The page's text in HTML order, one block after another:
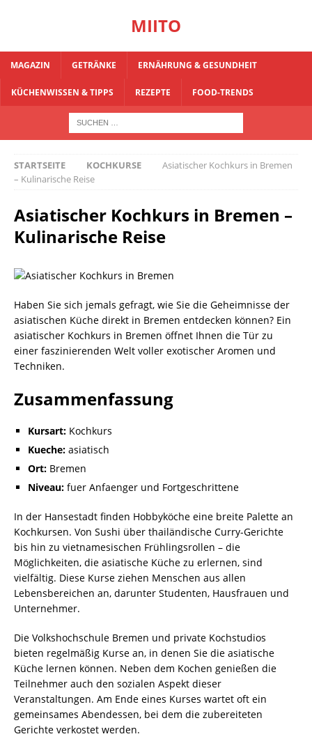
MIITO
MAGAZIN GETRÄNKE ERNÄHRUNG & GESUNDHEIT
KÜCHENWISSEN & TIPPS REZEPTE FOOD-TRENDS
STARTSEITE KOCHKURSE
Asiatischer Kochkurs in Bremen
– Kulinarische Reise
Asiatischer Kochkurs in Bremen –
Kulinarische Reise
Haben Sie sich jemals gefragt, wie Sie die Geheimnisse der
asiatischen Küche direkt in Bremen entdecken können? Ein
asiatischer Kochkurs in Bremen öffnet Ihnen die Tür zu
einer faszinierenden Welt voller exotischer Aromen und
Techniken.
Zusammenfassung
Kursart: Kochkurs
Kueche: asiatisch
Ort: Bremen
Niveau: fuer Anfaenger und Fortgeschrittene
In der Hansestadt finden Hobbyköche eine breite Palette an
Kochkursen. Von Sushi über thailändische Curry-Gerichte
bis hin zu vietnamesischen Frühlingsrollen – die
Möglichkeiten, die asiatische Küche zu erlernen, sind
vielfältig. Diese Kurse ziehen Menschen aus allen
Lebensbereichen an, darunter Studenten, Hausfrauen und
Unternehmer.
Die Volkshochschule Bremen und private Kochstudios
bieten regelmäßig Kurse an, in denen Sie die asiatische
Küche lernen können. Neben dem Kochen genießen die
Teilnehmer auch den sozialen Aspekt dieser
Veranstaltungen. Am Ende eines Kurses wartet oft ein
gemeinsames Abendessen, bei dem die zubereiteten
Gerichte verkostet werden.